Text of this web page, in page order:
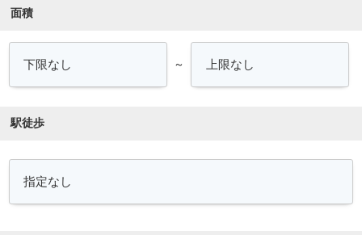
面積
～
駅徒歩